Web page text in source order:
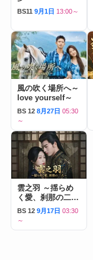
BS11 9月1日 13:00～
風の吹く場所へ～
love yourself～
BS 12 8月27日 05:30
～
雲之羽 ～揺らめ
く愛、刹那の二人
～
BS 12 9月17日 03:30
～